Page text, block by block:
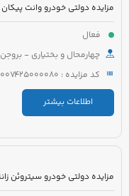
فعال
چهارمحال و بختیاری - بروجن
کد مزایده : 5221007425000080
اطلاعات بیشتر